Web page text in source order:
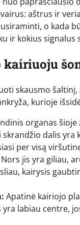
aštrus ir
o kada
ir kokius signalus
kairiuoju
skausmo
kurioje
organas
skrandžio dalis yra
per visą
Nors jis yra giliau,
kairysis
Apatinė kairiojo
yra labiau centre,